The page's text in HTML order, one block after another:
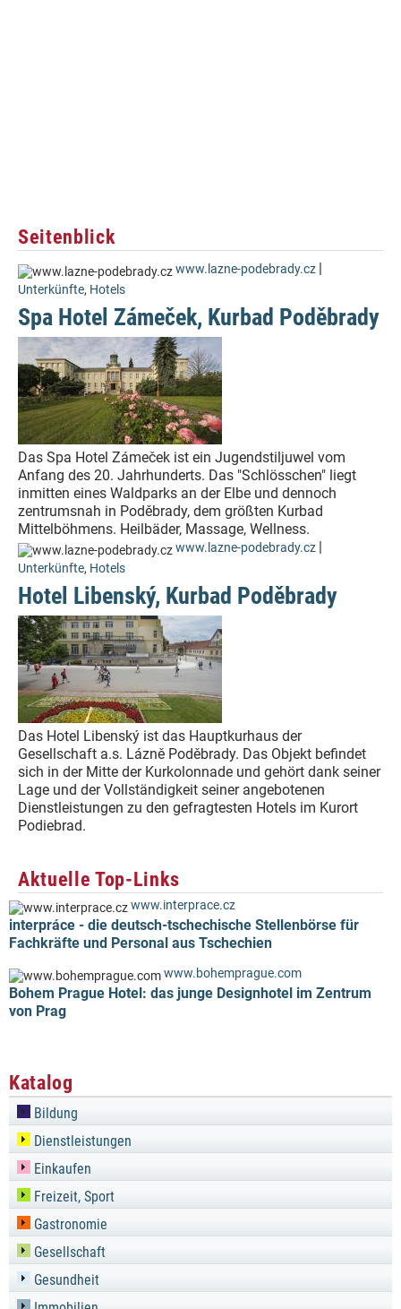
Seitenblick
www.lazne-podebrady.cz |
Unterkünfte, Hotels
Spa Hotel Zámeček, Kurbad Poděbrady
Das Spa Hotel Zámeček ist ein Jugendstiljuwel vom
Anfang des 20. Jahrhunderts. Das "Schlösschen" liegt
inmitten eines Waldparks an der Elbe und dennoch
zentrumsnah in Poděbrady, dem größten Kurbad
Mittelböhmens. Heilbäder, Massage, Wellness.
www.lazne-podebrady.cz |
Unterkünfte, Hotels
Hotel Libenský, Kurbad Poděbrady
Das Hotel Libenský ist das Hauptkurhaus der
Gesellschaft a.s. Lázně Poděbrady. Das Objekt befindet
sich in der Mitte der Kurkolonnade und gehört dank seiner
Lage und der Vollständigkeit seiner angebotenen
Dienstleistungen zu den gefragtesten Hotels im Kurort
Podiebrad.
Aktuelle Top-Links
www.interprace.cz
interpráce - die deutsch-tschechische Stellenbörse für
Fachkräfte und Personal aus Tschechien
www.bohemprague.com
Bohem Prague Hotel: das junge Designhotel im Zentrum
von Prag
Katalog
Bildung
Dienstleistungen
Einkaufen
Freizeit, Sport
Gastronomie
Gesellschaft
Gesundheit